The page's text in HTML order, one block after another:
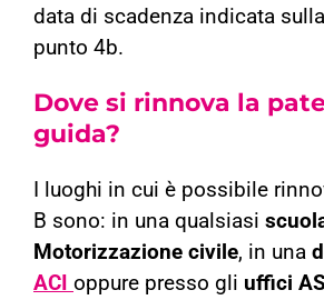
data di scadenza indicata
punto 4b.
Dove si rinnova la
guida?
I luoghi in cui è possibile
B sono: in una qualsiasi
Motorizzazione civile, in una
ACI oppure presso gli uffici